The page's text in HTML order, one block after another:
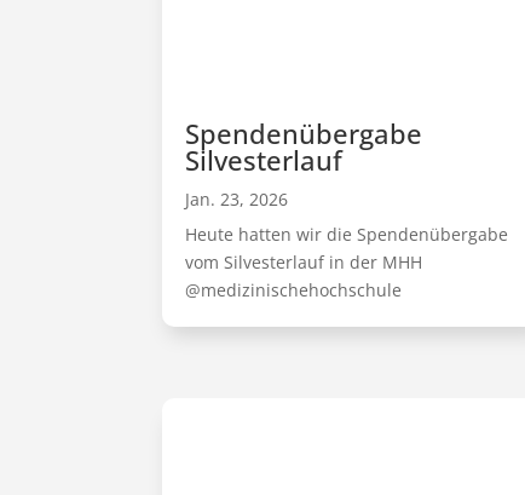
Spendenübergabe
Silvesterlauf
Jan. 23, 2026
Heute hatten wir die Spendenübergabe
vom Silvesterlauf in der MHH
@medizinischehochschule